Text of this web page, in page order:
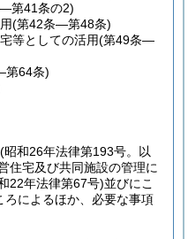
第41条の2)
(第42条―第48条)
等としての活用(第49条―
第64条)
(昭和26年法律第193号。以
住宅及び共同施設の管理に
22年法律第67号)並びにこ
によるほか、必要な事項